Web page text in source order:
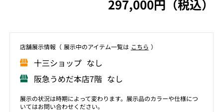
297,000円（税込）
店舗展⽰情報（ 展⽰中のアイテム⼀覧は こちら ）
⼗三ショップ なし
阪急うめだ本店7階 なし
展示の状況は時期によって変わります。展示品のカラーや仕様につ
いてはお問い合わせください。